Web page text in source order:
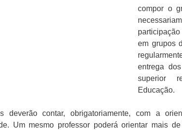
compor o
em grupos
entrega
superior
Educação.
deverão contar, obrigatoriamente, com a
Um mesmo professor poderá orientar mais